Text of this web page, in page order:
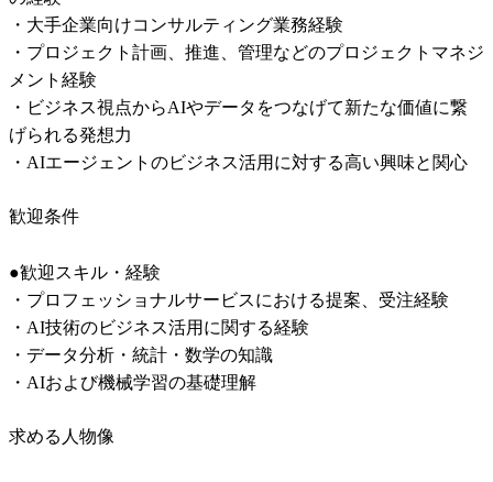
・大手企業向けコンサルティング業務経験
・プロジェクト計画、推進、管理などのプロジェクトマネジ
メント経験
・ビジネス視点からAIやデータをつなげて新たな価値に繋
げられる発想力
・AIエージェントのビジネス活用に対する高い興味と関心
歓迎条件
●歓迎スキル・経験
・プロフェッショナルサービスにおける提案、受注経験
・AI技術のビジネス活用に関する経験
・データ分析・統計・数学の知識
・AIおよび機械学習の基礎理解
求める人物像